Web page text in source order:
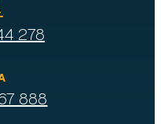
278
888